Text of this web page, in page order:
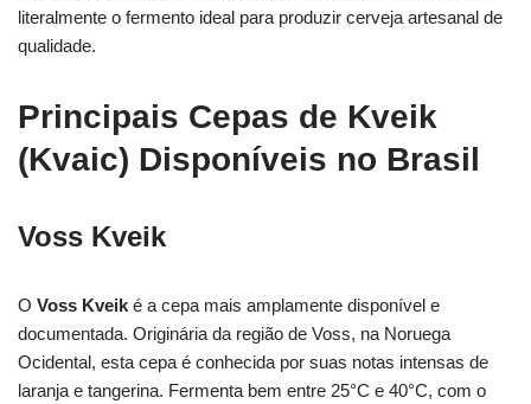
literalmente o fermento ideal para produzir cerveja artesanal de
qualidade.
Principais Cepas de Kveik
(Kvaic) Disponíveis no Brasil
Voss Kveik
O Voss Kveik é a cepa mais amplamente disponível e
documentada. Originária da região de Voss, na Noruega
Ocidental, esta cepa é conhecida por suas notas intensas de
laranja e tangerina. Fermenta bem entre 25°C e 40°C, com o